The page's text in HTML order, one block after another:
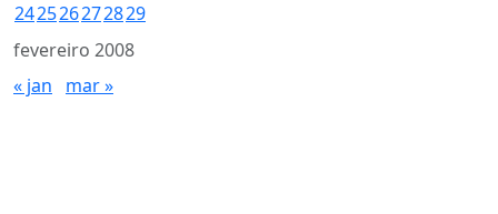
fevereiro 2008
242526272829
« jan mar »